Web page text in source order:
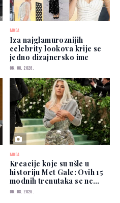
MODA
Iza najglamuroznijih
celebrity lookova krije se
jedno dizajnersko ime
06. 08. 2026.
MODA
Kreacije koje su ušle u
historiju Met Gale: Ovih 15
modnih trenutaka se ne
zaboravlja
06. 08. 2026.